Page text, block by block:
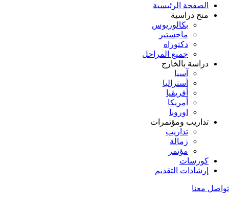
الصفحة الرئيسية
منح دراسية
بكالوريوس
ماجستير
دكتوراه
جميع المراحل
دراسة بالخارج
آسيا
أستراليا
أفريقيا
أمريكا
اوروبا
تداريب ومؤتمرات
تداريب
زمالة
مؤتمر
كورسات
إرشادات التقديم
تواصل معنا